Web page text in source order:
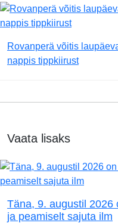
Rovanperä võitis
nappis tippkiirust
Vaata lisaks
Täna, 9. augustil 2026
ja peamiselt sajuta ilm